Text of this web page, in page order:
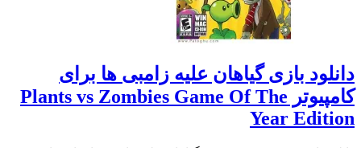
دانلود بازی گیاهان علیه زامبی ها برای
کامپیوتر Plants vs Zombies Game Of The
Year Edition